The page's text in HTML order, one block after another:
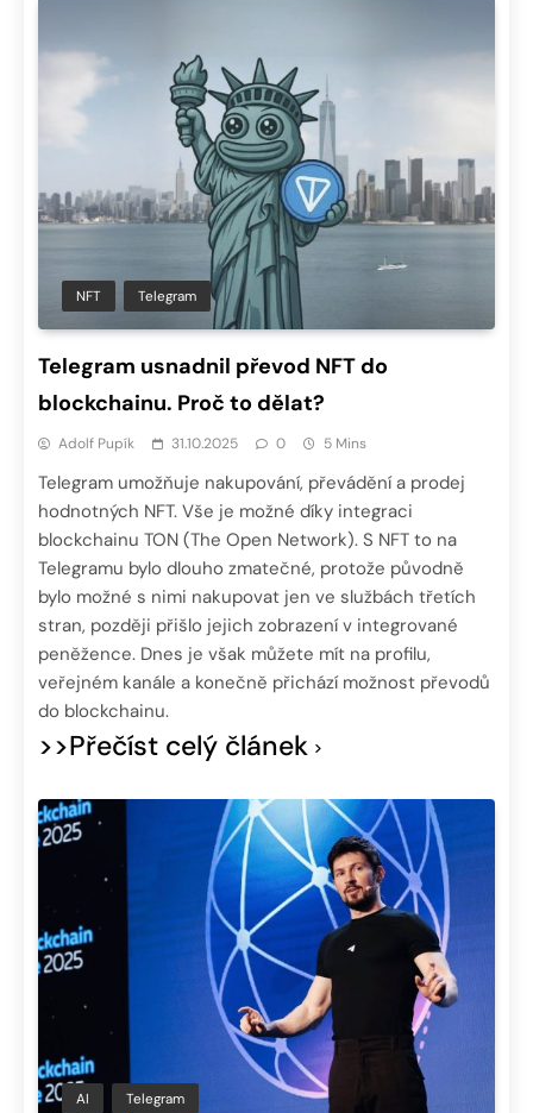
NFT Telegram
Telegram usnadnil převod NFT do
blockchainu. Proč to dělat?
Adolf Pupík 31.10.2025 0 5 Mins
Telegram umožňuje nakupování, převádění a prodej
hodnotných NFT. Vše je možné díky integraci
blockchainu TON (The Open Network). S NFT to na
Telegramu bylo dlouho zmatečné, protože původně
bylo možné s nimi nakupovat jen ve službách třetích
stran, později přišlo jejich zobrazení v integrované
peněžence. Dnes je však můžete mít na profilu,
veřejném kanále a konečně přichází možnost převodů
do blockchainu.
>>Přečíst celý článek
AI Telegram